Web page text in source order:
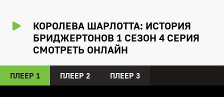
КОРОЛЕВА ШАРЛОТТА: ИСТОРИЯ
БРИДЖЕРТОНОВ 1 СЕЗОН 4 СЕРИЯ
СМОТРЕТЬ ОНЛАЙН
ПЛЕЕР 1 ПЛЕЕР 2 ПЛЕЕР 3